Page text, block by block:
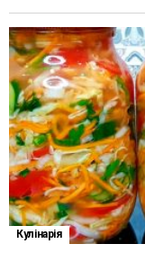
Кулінарія